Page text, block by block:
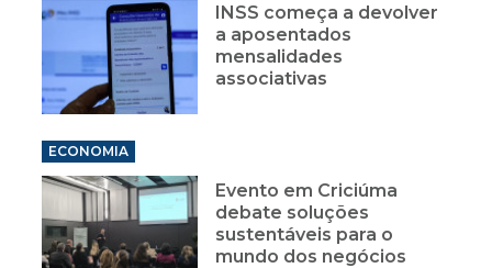
INSS começa a devolver
a aposentados
mensalidades
associativas
ECONOMIA
Evento em Criciúma
debate soluções
sustentáveis para o
mundo dos negócios